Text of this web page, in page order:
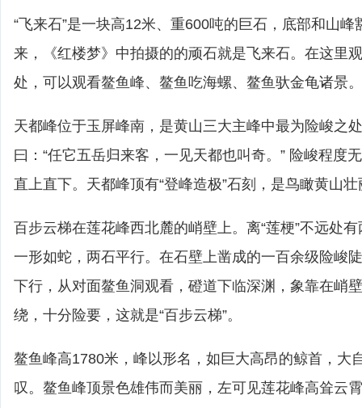
“飞来石”是一块高12米、重600吨的巨石，底部和山
来，《红楼梦》中拍摄的的顽石就是飞来石。在这里
处，可以观看鳌鱼峰、鳌鱼吃海螺、鳌鱼驮金龟诸景。
天都峰位于玉屏峰南，是黄山三大主峰中最为险峻之
曰：“任它五岳归来客，一见天都也叫奇。” 险峻程度
直上直下。天都峰顶有“登峰造极”石刻，是鸟瞰黄山
百步云梯在莲花峰西北麓的峭壁上。离“莲梗”不远处
一形如蛇，两石平行。在石壁上凿成的一百余级险峻
下行，从对面鳌鱼洞观看，磴道下临深渊，象靠在峭
绕，十分险要，这就是“百步云梯”。
鳌鱼峰高1780米，峰以形名，如巨大高昂的鲸首，大
叹。鳌鱼峰顶景色雄伟而美丽，左可见莲花峰高耸云